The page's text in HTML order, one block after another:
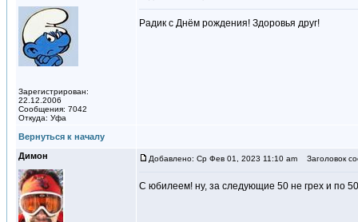
Зарегистрирован:
22.12.2006
Сообщения: 7042
Откуда: Уфа
Радик с Днём рождения! Здоровья друг!
Вернуться к началу
Димон
Добавлено: Ср Фев 01, 2023 11:10 am Заголовок
С юбилеем! ну, за следующие 50 не грех и по